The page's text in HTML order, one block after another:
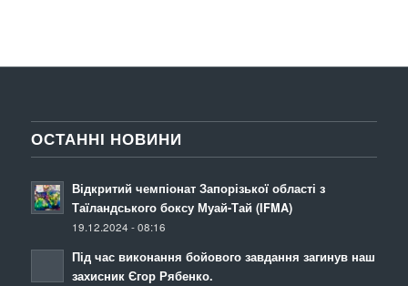
ОСТАННІ НОВИНИ
Відкритий чемпіонат Запорізької області з
Таїландського боксу Муай-Тай (IFMA)
19.12.2024 - 08:16
Під час виконання бойового завдання загинув наш
захисник Єгор Рябенко.